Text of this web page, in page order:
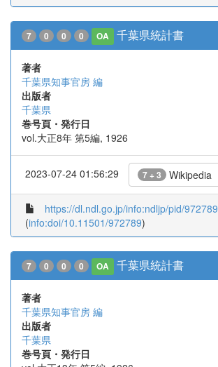
7 0 0 0 OA 千葉県統計書
著者
千葉県知事官房 編
出版者
千葉県
巻号頁・発行日
vol.大正8年 第5編, 1926
2023-07-24 01:56:29 7 + 3 Wikipedia
https://dl.ndl.go.jp/info:ndljp/pid/972789
(info:doi/10.11501/972789)
7 0 0 0 OA 千葉県統計書
著者
千葉県知事官房 編
出版者
千葉県
巻号頁・発行日